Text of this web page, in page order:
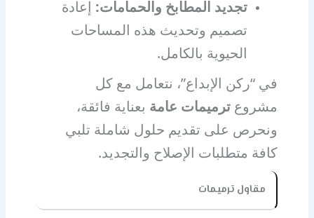
تجديد المطابخ والحمامات: إعادة
تصميم وتحديث هذه المساحات
الحيوية بالكامل.
في “ركن الإبداع”، نتعامل مع كل
مشروع ترميمات عامة بعناية فائقة،
ونحرص على تقديم حلول شاملة تلبي
كافة متطلبات الإصلاح والتجديد.
مقاول ترميمات